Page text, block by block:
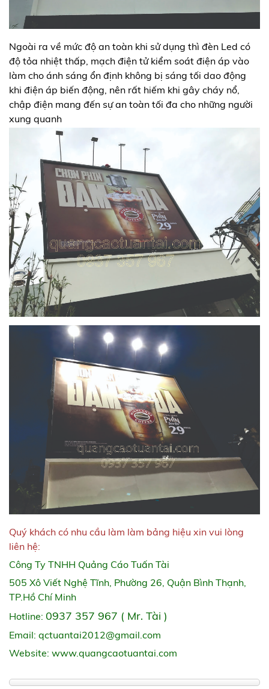
Ngoài ra về mức độ an toàn khi sử dụng thì đèn Led có
độ tỏa nhiệt thấp, mạch điện tử kiểm soát điện áp vào
làm cho ánh sáng ổn định không bị sáng tối dao động
khi điện áp biến động, nên rất hiếm khi gây cháy nổ,
chập điện mang đến sự an toàn tối đa cho những người
xung quanh
Quý khách có nhu cầu làm làm bảng hiệu xin vui lòng
liên hệ:
Công Ty TNHH Quảng Cáo Tuấn Tài
505 Xô Viết Nghệ Tĩnh, Phường 26, Quận Bình Thạnh,
TP.Hồ Chí Minh
Hotline: 0937 357 967 ( Mr. Tài )
Email: qctuantai2012@gmail.com
Website: www.quangcaotuantai.com